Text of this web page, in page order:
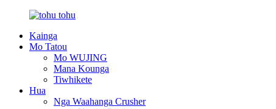
Kainga
Mo Tatou
Mo WUJING
Mana Kounga
Tiwhikete
Hua
Nga Waahanga Crusher